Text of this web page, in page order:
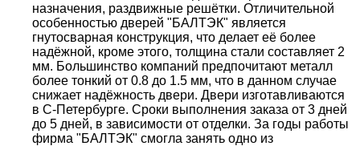
назначения, раздвижные решётки. Отличительной
особенностью дверей "БАЛТЭК" является
гнутосварная конструкция, что делает её более
надёжной, кроме этого, толщина стали составляет 2
мм. Большинство компаний предпочитают металл
более тонкий от 0.8 до 1.5 мм, что в данном случае
снижает надёжность двери. Двери изготавливаются
в С-Петербурге. Сроки выполнения заказа от 3 дней
до 5 дней, в зависимости от отделки. За годы работы
фирма "БАЛТЭК" смогла занять одно из